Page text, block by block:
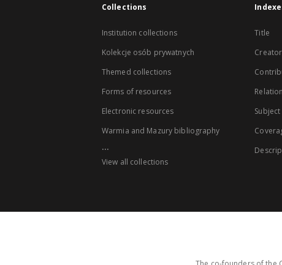
Collections
Institution collections
Kolekcje osób prywatnych
Themed collections
Forms of resources
Electronic resources
Warmia and Mazury bibliography
...
View all collections
Title
Creator
Relation
Subject